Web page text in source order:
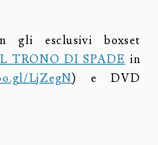
gli esclusivi boxset
TRONO DI SPADE in
LjZegN) e DVD